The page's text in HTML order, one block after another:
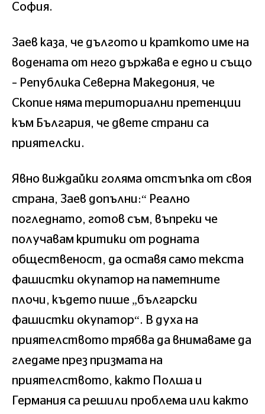
София.
Заев каза, че дългото и краткото име на
водената от него държава е едно и също
– Република Северна Македония, че
Скопие няма териториални претенции
към България, че двете страни са
приятелски.
Явно виждайки голяма отстъпка от своя
страна, Заев допълни:“ Реално
погледнато, готов съм, въпреки че
получавам критики от родната
общественост, да оставя само текста
фашистки окупатор на паметните
плочи, където пише „български
фашистки окупатор“. В духа на
приятелството трябва да внимаваме да
гледаме през призмата на
приятелството, както Полша и
Германия са решили проблема или както